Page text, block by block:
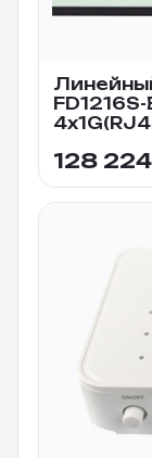
FD1216S-
128 224